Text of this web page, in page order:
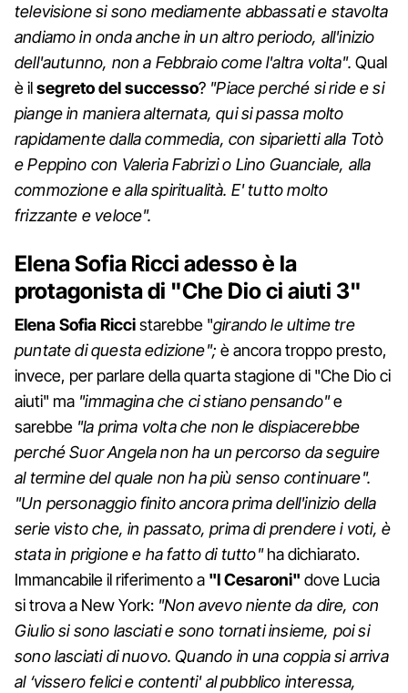
televisione si sono mediamente abbassati e stavolta
andiamo in onda anche in un altro periodo, all'inizio
dell'autunno, non a Febbraio come l'altra volta". Qual
è ilsegreto del successo? "Piace perché si ride e si
piange in maniera alternata, qui si passa molto
rapidamente dalla commedia, con siparietti alla Totò
e Peppino con Valeria Fabrizi o Lino Guanciale, alla
commozione e alla spiritualità. E' tutto molto
frizzante e veloce".
Elena Sofia Ricci adesso è la
protagonista di "Che Dio ci aiuti 3"
Elena Sofia Riccistarebbe "girando le ultime tre
puntate di questa edizione"; è ancora troppo presto,
invece, per parlare della quarta stagione di "Che Dio ci
aiuti" ma "immagina che ci stiano pensando"e
sarebbe "la prima volta che non le dispiacerebbe
perché Suor Angela non ha un percorso da seguire
al termine del quale non ha più senso continuare".
"Un personaggio finito ancora prima dell'inizio della
serie visto che, in passato, prima di prendere i voti, è
stata in prigione e ha fatto di tutto"ha dichiarato.
Immancabile il riferimento a "I Cesaroni" dove Lucia
si trova a New York: "Non avevo niente da dire, con
Giulio si sono lasciati e sono tornati insieme, poi si
sono lasciati di nuovo. Quando in una coppia si arriva
al ‘vissero felici e contenti' al pubblico interessa,